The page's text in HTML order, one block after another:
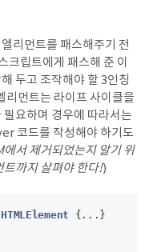
리먼트를 패스해주기 전
크립트에게 패스해 준 이
두고 조작해야 할 3인칭
리먼트는 라이프 사이클을
요하며 경우에 따라서는
코드를 작성해야 하기도
서 제거되었는지 알기 위
트까지 살펴야 한다!)
HTMLElement
{...}